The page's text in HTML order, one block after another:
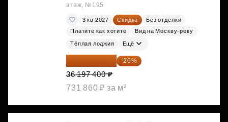
этаж, №195
3 кв 2027 Скидка
Без отделки
Платите как хотите
Вид на Москву-реку
Тёплая лоджия Ещё
26 786 076 ₽ -26%
36 197 400 ₽
731 860 ₽ за м²